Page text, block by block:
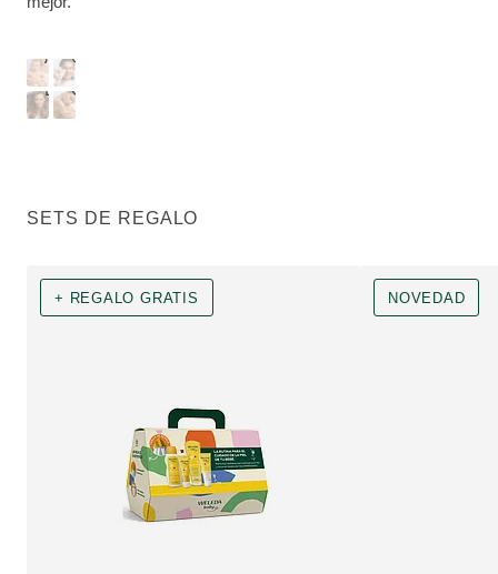
A
Á
O
O
D
P
O
SETS DE REGALO
+ REGALO GRATIS NOVEDAD